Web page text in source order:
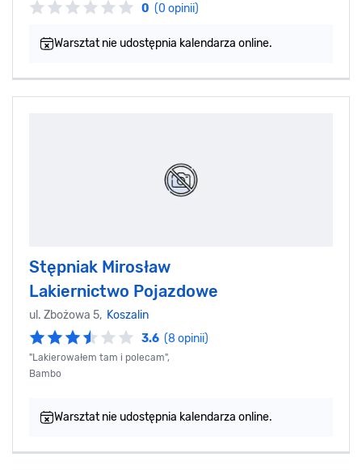
0 (0 opinii)
Warsztat nie udostępnia kalendarza online.
Stępniak Mirosław
Lakiernictwo Pojazdowe
ul. Zbożowa 5, Koszalin
3.6 (8 opinii)
"Lakierowałem tam i polecam",
Bambo
Warsztat nie udostępnia kalendarza online.